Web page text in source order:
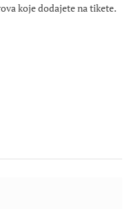
koje dodajete na tikete.